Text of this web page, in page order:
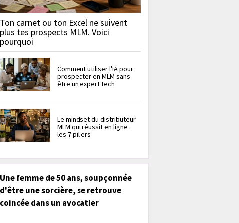
Ton carnet ou ton Excel ne suivent
plus tes prospects MLM. Voici
pourquoi
Comment utiliser l'IA pour
prospecter en MLM sans
être un expert tech
Le mindset du distributeur
MLM qui réussit en ligne :
les 7 piliers
Une femme de 50 ans, soupçonnée
d'être une sorcière, se retrouve
coincée dans un avocatier